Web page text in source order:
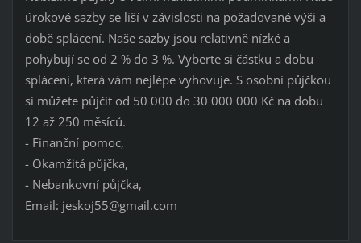
úrokové sazby se liší v závislosti na požadované výši a
době splácení. Naše sazby jsou relativně nízké a
pohybují se od 2 % do 3 %. Vyberte si částku a dobu
splácení, která vám nejlépe vyhovuje. S osobní půjčkou
si můžete půjčit od 50 000 do 30 000 000 Kč na dobu
12 až 250 měsíců.
- Finanční pomoc,
- Okamžitá půjčka,
- Nebankovní půjčka,
Email: jeskoj55@gmail.com